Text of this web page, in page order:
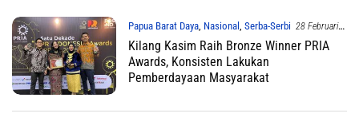
Papua Barat Daya, Nasional Serba-Serbi 28 Februari
2025
Kilang Kasim Raih Bronze Winner PRIA
Awards, Konsisten Lakukan
Pemberdayaan Masyarakat